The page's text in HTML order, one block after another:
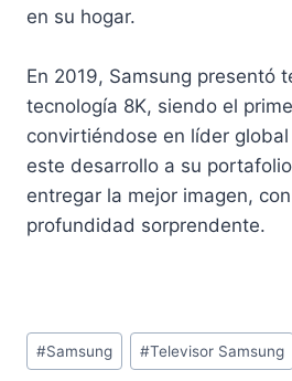
en su hogar.
En 2019, Samsung presentó
tecnología 8K, siendo el
convirtiéndose en líder
este desarrollo a su
entregar la mejor imagen,
profundidad sorprendente.
Etiquetas
de
#Samsung #Televisor Samsung